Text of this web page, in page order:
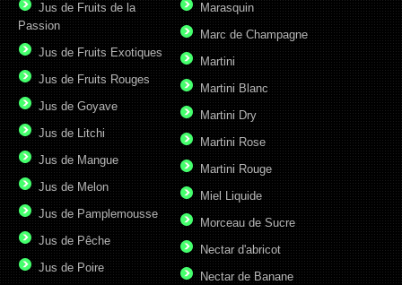
Jus de Fruits de la
Passion
Jus de Fruits Exotiques
Jus de Fruits Rouges
Jus de Goyave
Jus de Litchi
Jus de Mangue
Jus de Melon
Jus de Pamplemousse
Jus de Pêche
Jus de Poire
Marasquin
Marc de Champagne
Martini
Martini Blanc
Martini Dry
Martini Rose
Martini Rouge
Miel Liquide
Morceau de Sucre
Nectar d'abricot
Nectar de Banane